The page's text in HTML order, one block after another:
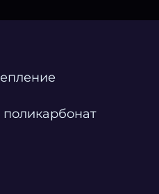
размещение как на
в зоне окна или
максимальную
неоновая
торговых
форма надписи
функциональным,
интерьера,
на вашей
для сада и огорода.
как отдельная
оформления.